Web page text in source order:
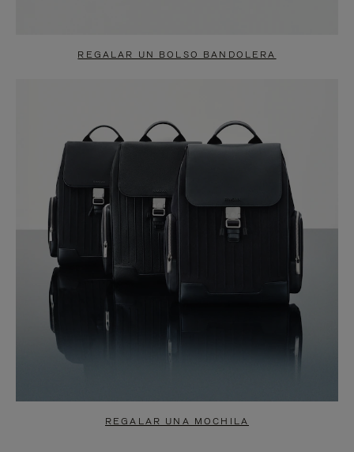
REGALAR UN BOLSO BANDOLERA
REGALAR UNA MOCHILA